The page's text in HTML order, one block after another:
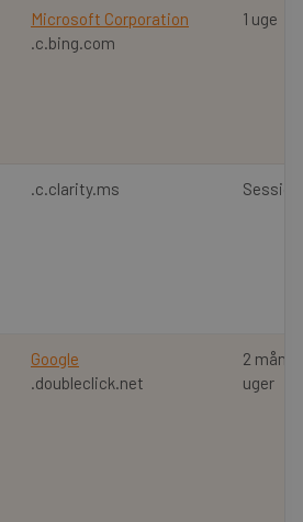
Microsoft Corporation
.c.bing.com
1 uge
.c.clarity.ms Session
Google
.doubleclick.net
2
uger